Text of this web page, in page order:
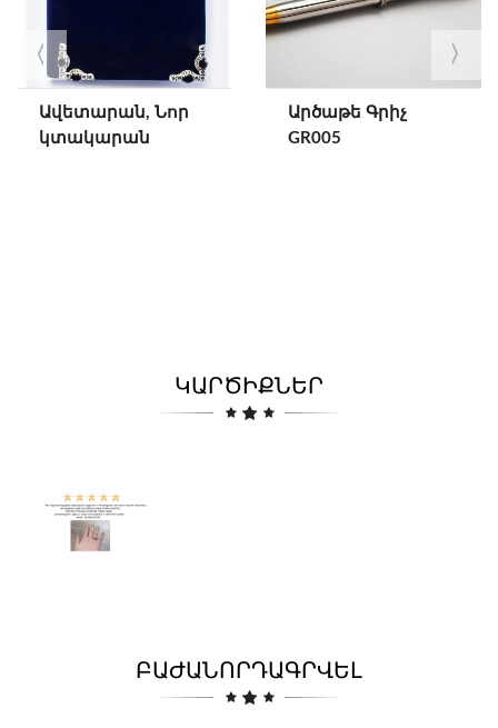
Ավետարան, Նոր
կտակարան
Արծաթե Գրիչ
GR005
ԿԱՐԾԻՔՆԵՐ
ԲԱԺԱՆՈՐԴԱԳՐՎԵԼ